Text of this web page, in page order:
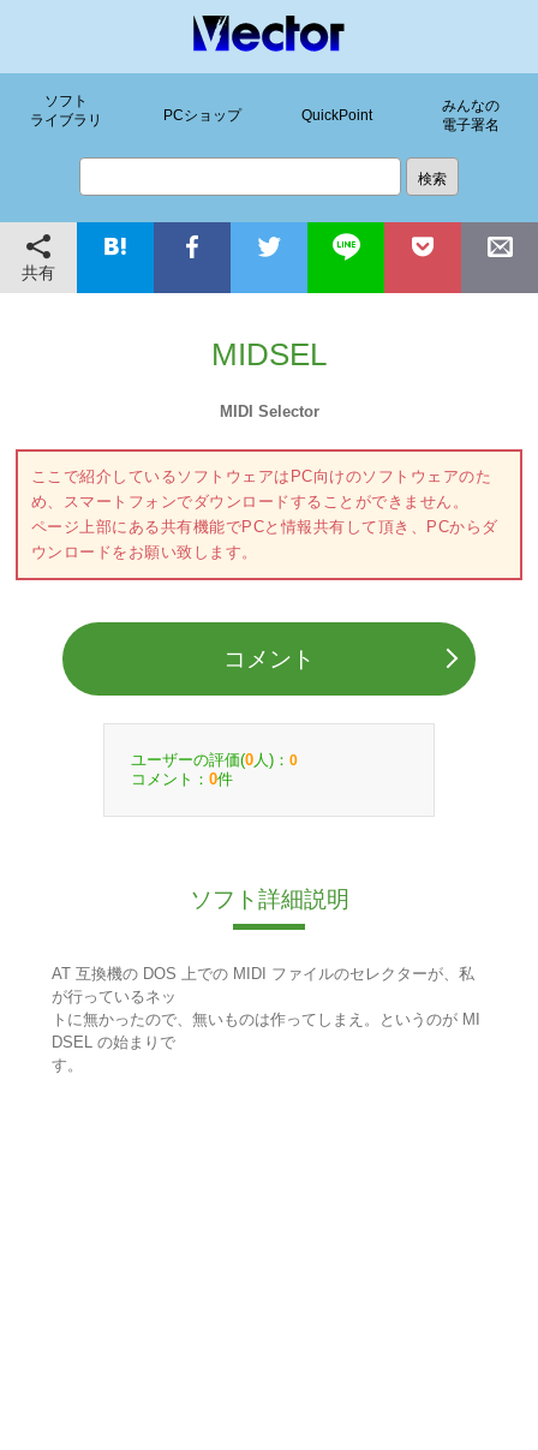
ソフト
ライブラリ
PCショップ QuickPoint
みんなの
電子署名
共有
MIDSEL
MIDI Selector
ここで紹介しているソフトウェアはPC向けのソフトウェアのた
め、スマートフォンでダウンロードすることができません。
ページ上部にある共有機能でPCと情報共有して頂き、PCからダ
ウンロードをお願い致します。
コメント
ユーザーの評価(0 人)： 0
コメント： 0件
ソフト詳細説明
AT 互換機の DOS 上での MIDI ファイルのセレクターが、私
が行っているネッ
トに無かったので、無いものは作ってしまえ。というのが MI
DSEL の始まりで
す。